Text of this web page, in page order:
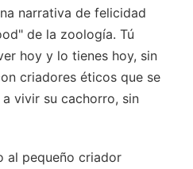
narrativa de felicidad
de la zoología. Tú
hoy y lo tienes hoy, sin
criadores éticos que se
vivir su cachorro, sin
al pequeño criador